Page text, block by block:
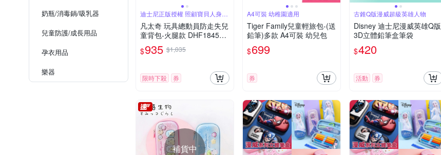
奶瓶/消毒鍋/吸乳器
兒童防護/成長用品
孕衣用品
樂器
迪士尼正版授權 照顧寶貝人身安
全
凡太奇 玩具總動員防走失兒
童背包-火腿款 DHF18450-
$935 $1,035
限時下殺 券
A4可裝 幼稚園適用
Tiger Family兒童輕旅包-(送
鉛筆)多款 A4可裝 幼兒包
$699
券
古錐Q版漫威超級英雄人物
Disney 迪士尼漫威英雄Q版
3D立體鉛筆盒筆袋
$420
活動 券
補貨中